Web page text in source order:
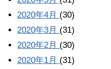
2020年4月 (30)
2020年3月 (31)
2020年2月 (30)
2020年1月 (31)